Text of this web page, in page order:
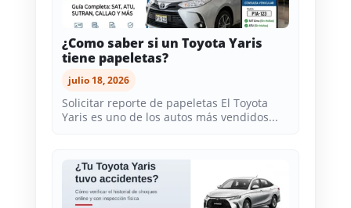
¿Como saber si un Toyota Yaris
tiene papeletas?
julio 18, 2026
Solicitar reporte de papeletas El Toyota
Yaris es uno de los autos más vendidos...